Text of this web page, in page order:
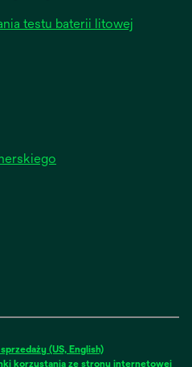
testu baterii litowej
(US, English)
korzystania ze strony internetowej